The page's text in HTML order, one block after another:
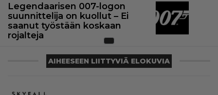
Legendaarisen 007-logon
suunnittelija on kuollut – Ei
saanut työstään koskaan
rojalteja
AIHEESEEN LIITTYVIÄ ELOKUVIA